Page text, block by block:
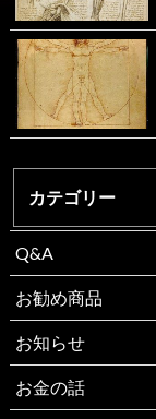
カテゴリー
Q&A
お勧め商品
お知らせ
お金の話